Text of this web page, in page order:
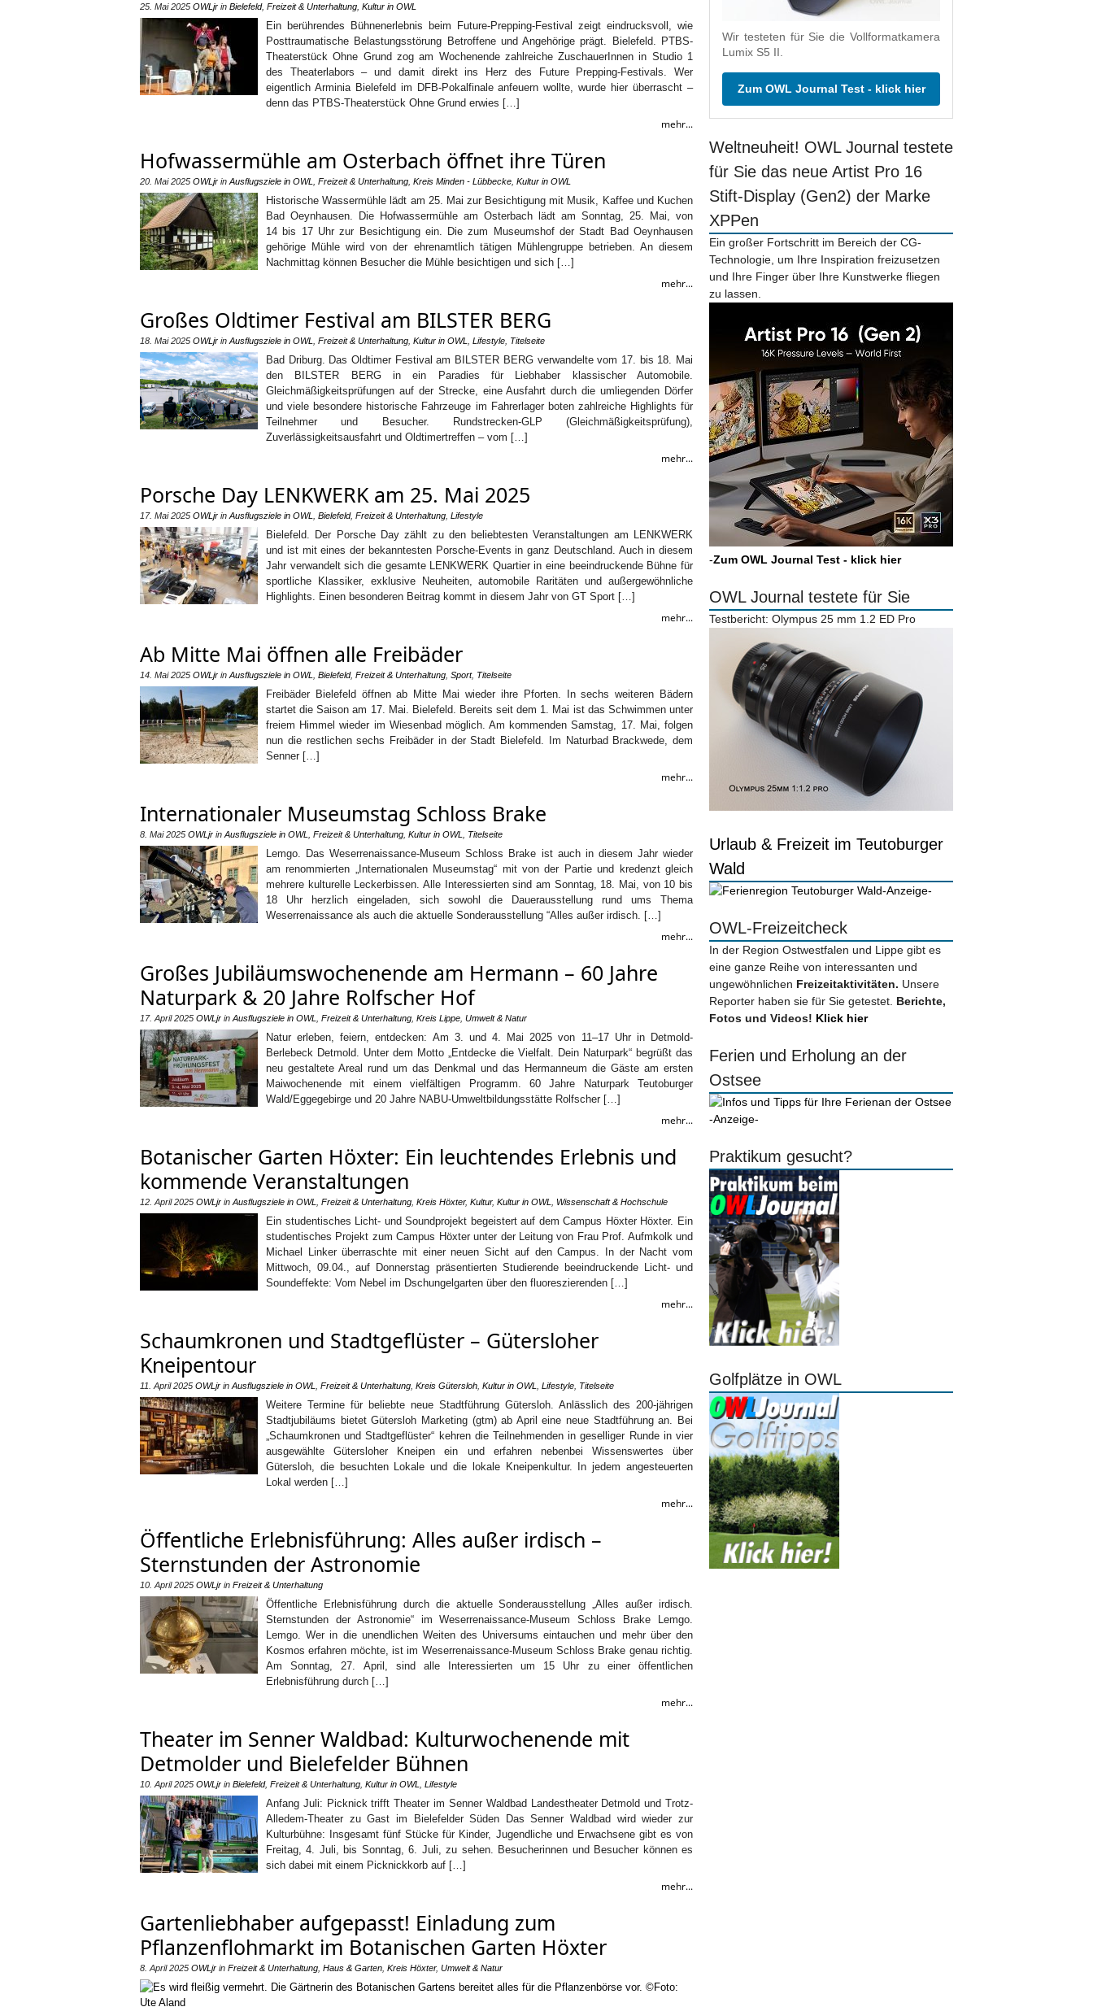
25. Mai 2025 OWLjr in Bielefeld, Freizeit & Unterhaltung Kultur in OWL
Ein berührendes Bühnen­erlebnis beim Future-Prepping-Festival zeigt eindrucksvoll, wie
Posttraumatische Belastungs­störung Betroffene und Angehörige prägt. Bielefeld. PTBS-
Theaterstück Ohne Grund zog am Wochenende zahlreiche ZuschauerInnen in Studio 1
des Theaterlabors – und damit direkt ins Herz des Future Prepping-Festivals. Wer
eigentlich Arminia Bielefeld im DFB-Pokalfinale anfeuern wollte, wurde hier überrascht –
denn das PTBS-Theaterstück Ohne Grund erwies […]
mehr...
Hofwassermühle am Osterbach öffnet ihre Türen
20. Mai 2025 OWLjr in Ausflugsziele in OWL Freizeit & Unterhaltung Kreis Minden - Lübbecke Kultur in OWL
Historische Wassermühle lädt am 25. Mai zur Besichtigung mit Musik, Kaffee und Kuchen
Bad Oeynhausen. Die Hofwassermühle am Osterbach lädt am Sonntag, 25. Mai, von
14 bis 17 Uhr zur Besichtigung ein. Die zum Museumshof der Stadt Bad Oeynhausen
gehörige Mühle wird von der ehrenamtlich tätigen Mühlengruppe betrieben. An diesem
Nachmittag können Besucher die Mühle besichtigen und sich […]
mehr...
Großes Oldtimer Festival am BILSTER BERG
18. Mai 2025 OWLjr in Ausflugsziele in OWL Freizeit & Unterhaltung Kultur in OWL Lifestyle Titelseite
Bad Driburg. Das Oldtimer Festival am BILSTER BERG verwandelte vom 17. bis 18. Mai
den BILSTER BERG in ein Paradies für Liebhaber klassischer Automobile.
Gleichmäßigkeitsprüfungen auf der Strecke, eine Ausfahrt durch die umliegenden Dörfer
und viele besondere historische Fahrzeuge im Fahrerlager boten zahlreiche Highlights für
Teilnehmer und Besucher. Rundstrecken-GLP (Gleichmäßigkeitsprüfung),
Zuverlässigkeitsausfahrt und Oldtimertreffen – vom […]
mehr...
Porsche Day LENKWERK am 25. Mai 2025
17. Mai 2025 OWLjr in Ausflugsziele in OWL Bielefeld, Freizeit & Unterhaltung Lifestyle
Bielefeld. Der Porsche Day zählt zu den beliebtesten Veranstaltungen am LENKWERK
und ist mit eines der bekanntesten Porsche-Events in ganz Deutschland. Auch in diesem
Jahr verwandelt sich die gesamte LENKWERK Quartier in eine beeindruckende Bühne für
sportliche Klassiker, exklusive Neuheiten, automobile Raritäten und außergewöhnliche
Highlights. Einen besonderen Beitrag kommt in diesem Jahr von GT Sport […]
mehr...
Ab Mitte Mai öffnen alle Freibäder
14. Mai 2025 OWLjr in Ausflugsziele in OWL Bielefeld, Freizeit & Unterhaltung Sport, Titelseite
Freibäder Bielefeld öffnen ab Mitte Mai wieder ihre Pforten. In sechs weiteren Bädern
startet die Saison am 17. Mai. Bielefeld. Bereits seit dem 1. Mai ist das Schwimmen unter
freiem Himmel wieder im Wiesenbad möglich. Am kommenden Samstag, 17. Mai, folgen
nun die restlichen sechs Freibäder in der Stadt Bielefeld. Im Naturbad Brackwede, dem
Senner […]
mehr...
Internationaler Museumstag Schloss Brake
8. Mai 2025 OWLjr in Ausflugsziele in OWL Freizeit & Unterhaltung Kultur in OWL Titelseite
Lemgo. Das Weserrenaissance-Museum Schloss Brake ist auch in diesem Jahr wieder
am renommierten „Internationalen Museumstag“ mit von der Partie und kredenzt gleich
mehrere kulturelle Leckerbissen. Alle Interessierten sind am Sonntag, 18. Mai, von 10 bis
18 Uhr herzlich eingeladen, sich sowohl die Dauerausstellung rund ums Thema
Weserrenaissance als auch die aktuelle Sonderausstellung “Alles außer irdisch. […]
mehr...
Großes Jubiläumswochenende am Hermann – 60 Jahre
Naturpark & 20 Jahre Rolfscher Hof
17. April 2025 OWLjr in Ausflugsziele in OWL Freizeit & Unterhaltung Kreis Lippe Umwelt & Natur
Natur erleben, feiern, entdecken: Am 3. und 4. Mai 2025 von 11–17 Uhr in Detmold-
Berlebeck Detmold. Unter dem Motto „Entdecke die Vielfalt. Dein Naturpark“ begrüßt das
neu gestaltete Areal rund um das Denkmal und das Hermanneum die Gäste am ersten
Maiwochenende mit einem vielfältigen Programm. 60 Jahre Naturpark Teutoburger
Wald/Eggegebirge und 20 Jahre NABU-Umweltbildungsstätte Rolfscher […]
mehr...
Botanischer Garten Höxter: Ein leuchtendes Erlebnis und
kommende Veranstaltungen
12. April 2025 OWLjr in Ausflugsziele in OWL Freizeit & Unterhaltung Kreis Höxter, Kultur, Kultur in OWL Wissenschaft & Hochschule
Ein studentisches Licht- und Soundprojekt begeistert auf dem Campus Höxter Höxter. Ein
studentisches Projekt zum Campus Höxter unter der Leitung von Frau Prof. Aufmkolk und
Michael Linker überraschte mit einer neuen Sicht auf den Campus. In der Nacht vom
Mittwoch, 09.04., auf Donnerstag präsentierten Studierende beeindruckende Licht- und
Soundeffekte: Vom Nebel im Dschungelgarten über den fluoreszierenden […]
mehr...
Schaumkronen und Stadtgeflüster – Gütersloher
Kneipentour
11. April 2025 OWLjr in Ausflugsziele in OWL Freizeit & Unterhaltung Kreis Gütersloh Kultur in OWL Lifestyle Titelseite
Weitere Termine für beliebte neue Stadtführung Gütersloh. Anlässlich des 200-jährigen
Stadtjubiläums bietet Gütersloh Marketing (gtm) ab April eine neue Stadtführung an. Bei
„Schaumkronen und Stadtgeflüster“ kehren die Teilnehmenden in geselliger Runde in vier
ausgewählte Gütersloher Kneipen ein und erfahren nebenbei Wissenswertes über
Gütersloh, die besuchten Lokale und die lokale Kneipenkultur. In jedem angesteuerten
Lokal werden […]
mehr...
Öffentliche Erlebnisführung: Alles außer irdisch –
Sternstunden der Astronomie
10. April 2025 OWLjr in Freizeit & Unterhaltung
Öffentliche Erlebnisführung durch die aktuelle Sonderausstellung „Alles außer irdisch.
Sternstunden der Astronomie“ im Weserrenaissance-Museum Schloss Brake Lemgo.
Lemgo. Wer in die unendlichen Weiten des Universums eintauchen und mehr über den
Kosmos erfahren möchte, ist im Weserrenaissance-Museum Schloss Brake genau richtig.
Am Sonntag, 27. April, sind alle Interessierten um 15 Uhr zu einer öffentlichen
Erlebnisführung durch […]
mehr...
Theater im Senner Waldbad: Kulturwochenende mit
Detmolder und Bielefelder Bühnen
10. April 2025 OWLjr in Bielefeld, Freizeit & Unterhaltung Kultur in OWL Lifestyle
Anfang Juli: Picknick trifft Theater im Senner Waldbad Landestheater Detmold und Trotz-
Alledem-Theater zu Gast im Bielefelder Süden Das Senner Waldbad wird wieder zur
Kulturbühne: Insgesamt fünf Stücke für Kinder, Jugendliche und Erwachsene gibt es von
Freitag, 4. Juli, bis Sonntag, 6. Juli, zu sehen. Besucherinnen und Besucher können es
sich dabei mit einem Picknickkorb auf […]
mehr...
Gartenliebhaber aufgepasst! Einladung zum
Pflanzenflohmarkt im Botanischen Garten Höxter
8. April 2025 OWLjr in Freizeit & Unterhaltung Haus & Garten Kreis Höxter, Umwelt & Natur
Wir testeten für Sie die Vollformatkamera
Lumix S5 II.
Zum OWL Journal Test - klick hier
Weltneuheit! OWL Journal testete
für Sie das neue Artist Pro 16
Stift-Display (Gen2) der Marke
XPPen
Ein großer Fortschritt im Bereich der CG-
Technologie, um Ihre Inspiration freizusetzen
und Ihre Finger über Ihre Kunstwerke fliegen
zu lassen.
-Zum OWL Journal Test - klick hier
OWL Journal testete für Sie
Testbericht: Olympus 25 mm 1.2 ED Pro
Urlaub & Freizeit im Teutoburger
Wald
-Anzeige-
OWL-Freizeitcheck
In der Region Ostwestfalen und Lippe gibt es
eine ganze Reihe von interessanten und
ungewöhnlichen Freizeitaktivitäten. Unsere
Reporter haben sie für Sie getestet. Berichte,
Fotos und Videos! Klick hier
Ferien und Erholung an der
Ostsee
-Anzeige-
Praktikum gesucht?
Golfplätze in OWL